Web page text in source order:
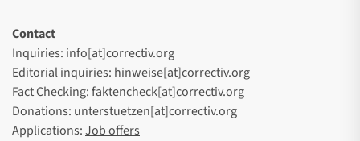
Contact
Inquiries: info[at]correctiv.org
Editorial inquiries: hinweise[at]correctiv.org
Fact Checking: faktencheck[at]correctiv.org
Donations: unterstuetzen[at]correctiv.org
Applications:Job offers